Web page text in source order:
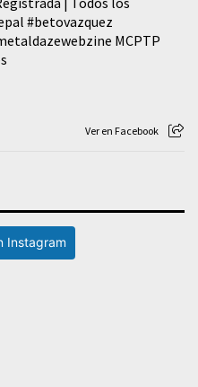
#betovazquez
MCPTP
Ver en Facebook
Instagram